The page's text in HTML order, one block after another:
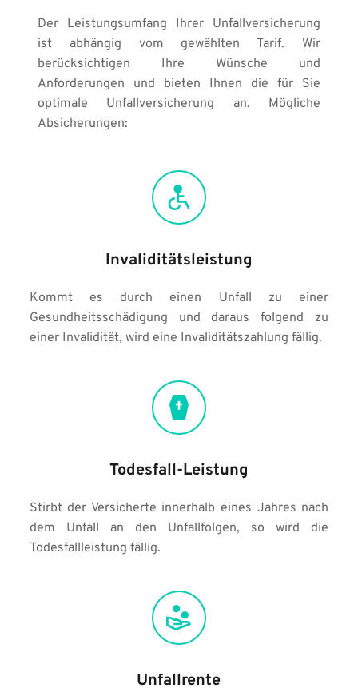
Der Leistungsumfang Ihrer Unfallversicherung
ist abhängig vom gewählten Tarif. Wir
berücksichtigen Ihre Wünsche und
Anforderungen und bieten Ihnen die für Sie
optimale Unfallversicherung an. Mögliche
Absicherungen:
Invaliditätsleistung
Kommt es durch einen Unfall zu einer
Gesundheitsschädigung und daraus folgend zu
einer Invalidität, wird eine Invaliditätszahlung fällig.
Todesfall-Leistung
Stirbt der Versicherte innerhalb eines Jahres nach
dem Unfall an den Unfallfolgen, so wird die
Todesfallleistung fällig.
Unfallrente